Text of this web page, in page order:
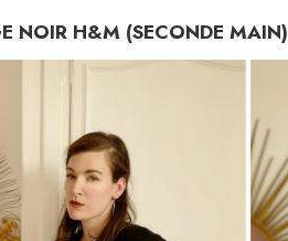
NOIR H&M (SECONDE MAIN)